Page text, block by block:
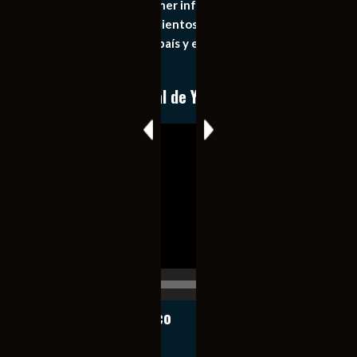
principal objetivo mantener informado al publico en
general de los acontecimientos mas recientes e
importantes de nuestro país y el mundo de forma eficaz,
Conoce nuestro canal de YouTube
Notiexpress de México